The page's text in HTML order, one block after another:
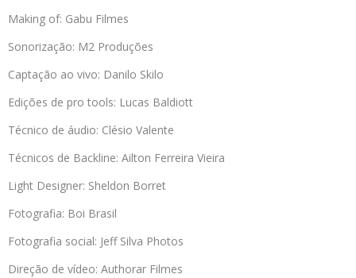
Making of: Gabu Filmes
Sonorização: M2 Produções
Captação ao vivo: Danilo Skilo
Edições de pro tools: Lucas Baldiott
Técnico de áudio: Clésio Valente
Técnicos de Backline: Ailton Ferreira Vieira
Light Designer: Sheldon Borret
Fotografia: Boi Brasil
Fotografia social: Jeff Silva Photos
Direção de vídeo: Authorar Filmes